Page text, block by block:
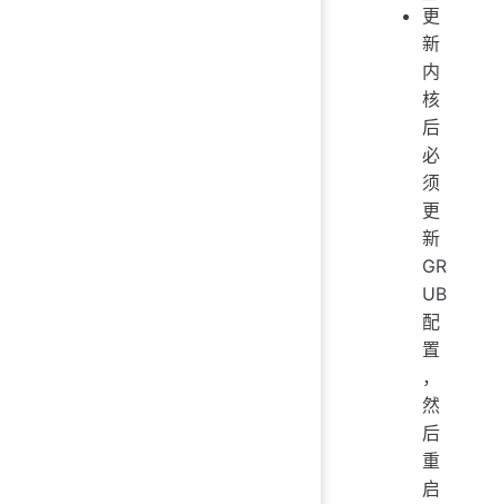
更
新
内
核
后
必
须
更
新
GR
UB
配
置
，
然
后
重
启